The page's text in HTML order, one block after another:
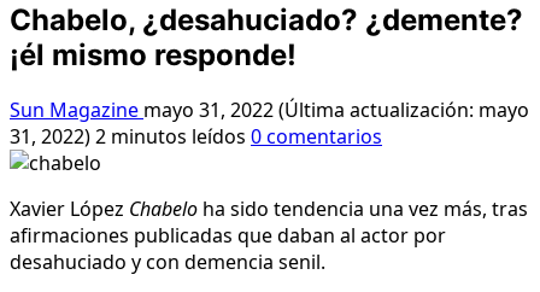
Chabelo, ¿desahuciado? ¿demente?
¡él mismo responde!
Sun Magazine mayo 31, 2022 (Última actualización: mayo
31, 2022)2 minutos leídos 0 comentarios
Xavier López Chabelo ha sido tendencia una vez más, tras
afirmaciones publicadas que daban al actor por
desahuciado y con demencia senil.